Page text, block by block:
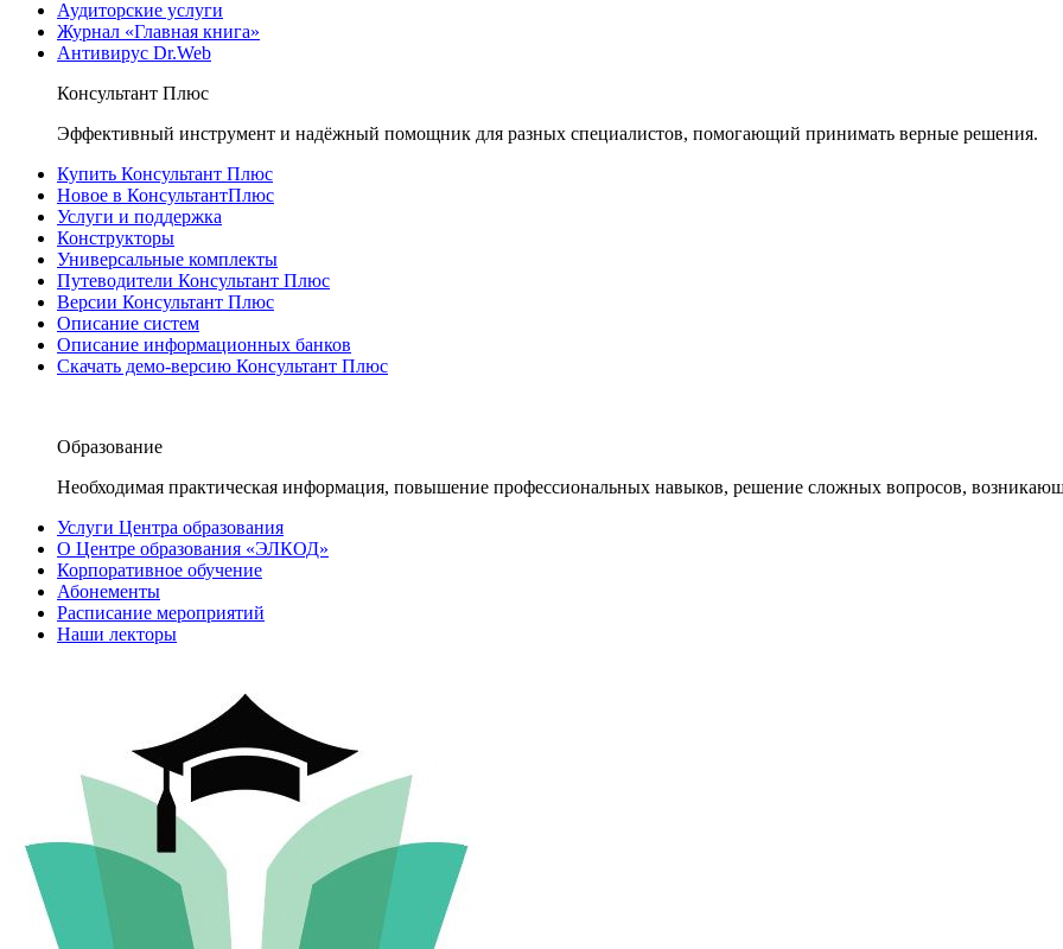
Аудиторские услуги
Журнал «Главная книга»
Антивирус Dr.Web
Консультант Плюс
Эффективный инструмент и надёжный помощник для разных специалистов, помогающий принимать верные решения.
Купить Консультант Плюс
Новое в КонсультантПлюс
Услуги и поддержка
Конструкторы
Универсальные комплекты
Путеводители Консультант Плюс
Версии Консультант Плюс
Описание систем
Описание информационных банков
Скачать демо-версию Консультант Плюс
Образование
Необходимая практическая информация, повышение профессиональных навыков, решение сложных вопросов,
Услуги Центра образования
О Центре образования «ЭЛКОД»
Корпоративное обучение
Абонементы
Расписание мероприятий
Наши лекторы